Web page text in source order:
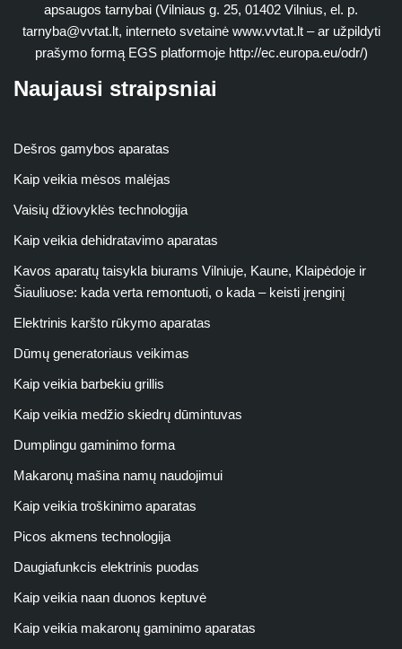
apsaugos tarnybai (Vilniaus g. 25, 01402 Vilnius, el. p.
tarnyba@vvtat.lt, interneto svetainė www.vvtat.lt – ar užpildyti
prašymo formą EGS platformoje http://ec.europa.eu/odr/)
Naujausi straipsniai
Dešros gamybos aparatas
Kaip veikia mėsos malėjas
Vaisių džiovyklės technologija
Kaip veikia dehidratavimo aparatas
Kavos aparatų taisykla biurams Vilniuje, Kaune, Klaipėdoje ir
Šiauliuose: kada verta remontuoti, o kada – keisti įrenginį
Elektrinis karšto rūkymo aparatas
Dūmų generatoriaus veikimas
Kaip veikia barbekiu grillis
Kaip veikia medžio skiedrų dūmintuvas
Dumplingu gaminimo forma
Makaronų mašina namų naudojimui
Kaip veikia troškinimo aparatas
Picos akmens technologija
Daugiafunkcis elektrinis puodas
Kaip veikia naan duonos keptuvė
Kaip veikia makaronų gaminimo aparatas